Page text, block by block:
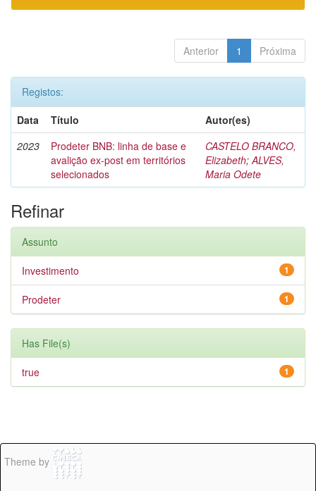
Anterior 1 Próxima
Registos:
Data
Título
Autor(es)
2023
Prodeter BNB: linha de base e
avalição ex-post em territórios
selecionados
CASTELO BRANCO,
Elizabeth;ALVES,
Maria Odete
Refinar
Assunto
1
Investimento
1
Prodeter
Has File(s)
1
true
Theme by